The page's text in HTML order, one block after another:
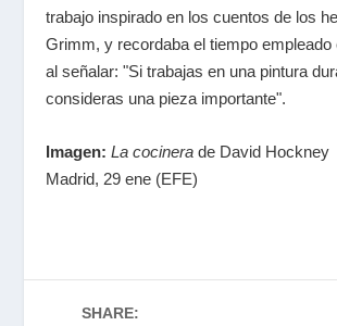
trabajo inspirado en los cuentos de los
Grimm, y recordaba el tiempo
al señalar: "Si trabajas en una pintura
consideras una pieza importante".
Imagen: La cocinera de David Hockney
Madrid, 29 ene (EFE)
SHARE: